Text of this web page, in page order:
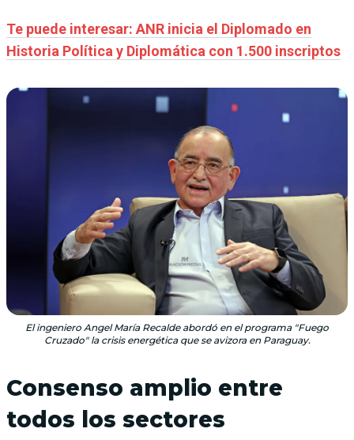
Te puede interesar: ANR inicia el Diplomado en
Historia Política y Diplomática con 1.500 inscriptos
El ingeniero Angel María Recalde abordó en el programa "Fuego
Cruzado" la crisis energética que se avizora en Paraguay.
Consenso amplio entre
todos los sectores